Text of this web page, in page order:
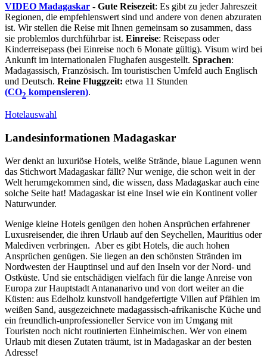
VIDEO Madagaskar - Gute Reisezeit: Es gibt zu jeder Jahreszeit
Regionen, die empfehlenswert sind und andere von denen abzuraten
ist. Wir stellen die Reise mit Ihnen gemeinsam so zusammen, dass
sie problemlos durchführbar ist. Einreise: Reisepass oder
Kinderreisepass (bei Einreise noch 6 Monate gültig). Visum wird bei
Ankunft im internationalen Flughafen ausgestellt. Sprachen:
Madagassisch, Französisch. Im touristischen Umfeld auch Englisch
und Deutsch. Reine Fluggzeit: etwa 11 Stunden
(CO2 kompensieren).
Hotelauswahl
Landesinformationen Madagaskar
Wer denkt an luxuriöse Hotels, weiße Strände, blaue Lagunen wenn
das Stichwort Madagaskar fällt? Nur wenige, die schon weit in der
Welt herumgekommen sind, die wissen, dass Madagaskar auch eine
solche Seite hat! Madagaskar ist eine Insel wie ein Kontinent voller
Naturwunder.
Wenige kleine Hotels genügen den hohen Ansprüchen erfahrener
Luxusreisender, die ihren Urlaub auf den Seychellen, Mauritius oder
Malediven verbringen. Aber es gibt Hotels, die auch hohen
Ansprüchen genügen. Sie liegen an den schönsten Stränden im
Nordwesten der Hauptinsel und auf den Inseln vor der Nord- und
Ostküste. Und sie entschädigen vielfach für die lange Anreise von
Europa zur Hauptstadt Antananarivo und von dort weiter an die
Küsten: aus Edelholz kunstvoll handgefertigte Villen auf Pfählen im
weißen Sand, ausgezeichnete madagassisch-afrikanische Küche und
ein freundlich-unprofessioneller Service von im Umgang mit
Touristen noch nicht routinierten Einheimischen. Wer von einem
Urlaub mit diesen Zutaten träumt, ist in Madagaskar an der besten
Adresse!